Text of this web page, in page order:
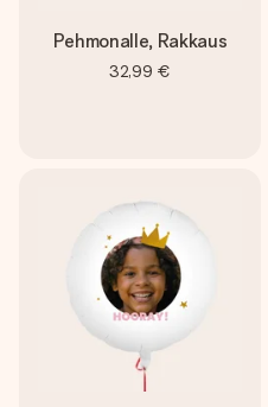
Pehmonalle, Rakkaus
32,99 €